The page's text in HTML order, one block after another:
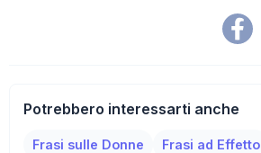
Potrebbero interessarti anche
Frasi sulle Donne
Frasi ad Effetto